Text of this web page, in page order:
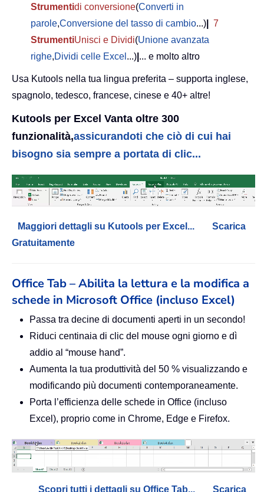
Strumentidi conversione(Converti in
parole,Conversione del tasso di cambio...)
7
StrumentiUnisci e Dividi(Unione avanzata
righe,Dividi celle Excel ...) ... e molto altro
Usa Kutools nella tua lingua preferita – supporta inglese,
spagnolo, tedesco, francese, cinese e 40+ altre!
Kutools per Excel Vanta oltre 300
funzionalità,assicurandoti che ciò di cui hai
bisogno sia sempre a portata di clic...
Maggiori dettagli su Kutools per Excel...
Scarica
Gratuitamente
Office Tab – Abilita la lettura e la modifica a
schede in Microsoft Office (incluso Excel)
Passa tra decine di documenti aperti in un secondo!
Riduci centinaia di clic del mouse ogni giorno e dì
addio al “mouse hand”.
Aumenta la tua produttività del 50 % visualizzando e
modificando più documenti contemporaneamente.
Porta l’efficienza delle schede in Office (incluso
Excel), proprio come in Chrome, Edge e Firefox.
Scopri tutti i dettagli su Office Tab... Scarica